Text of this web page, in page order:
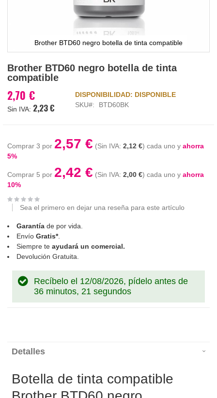
Brother BTD60 negro botella de tinta compatible
al
comienzo
la
galería
Brother BTD60 negro botella de tinta
compatible
2,70 €
2,23 €
DISPONIBILIDAD: DISPONIBLE
SKU
BTD60BK
Comprar 3 por 2,57 € 2,12 € cada uno y ahorra
5%
Comprar 5 por 2,42 € 2,00 € cada uno y ahorra
10%
Sea el primero en dejar una reseña para este artículo
Garantía de por vida.
Envío Gratis*.
Siempre te ayudará un comercial.
Devolución Gratuita.
Recíbelo el 12/08/2026, pídelo antes de
36 minutos, 21 segundos
Detalles
Botella de tinta compatible